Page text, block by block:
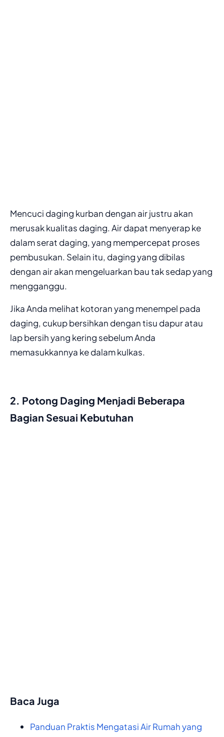
Mencuci daging kurban dengan air justru akan
merusak kualitas daging. Air dapat menyerap ke
dalam serat daging, yang mempercepat proses
pembusukan. Selain itu, daging yang dibilas
dengan air akan mengeluarkan bau tak sedap yang
mengganggu.
Jika Anda melihat kotoran yang menempel pada
daging, cukup bersihkan dengan tisu dapur atau
lap bersih yang kering sebelum Anda
memasukkannya ke dalam kulkas.
2. Potong Daging Menjadi Beberapa
Bagian Sesuai Kebutuhan
Baca Juga
Panduan Praktis Mengatasi Air Rumah yang